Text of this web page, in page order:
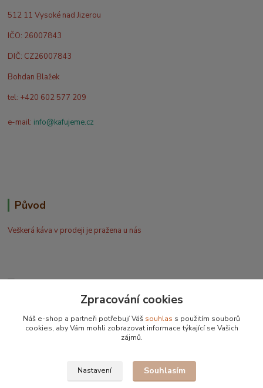
512 11 Vysoké nad Jizerou
IČO: 26007843
DIČ: CZ26007843
Bohdan Blažek
tel: +420 602 577 209
e-mail: info@kafujeme.cz
Původ
Veškerá káva v prodeji je pražena u nás
+420 602 577 209
Zpracování cookies
Náš e-shop a partneři potřebují Váš souhlas s použitím souborů
cookies, aby Vám mohli zobrazovat informace týkající se Vašich
zájmů.
Nastavení Souhlasím